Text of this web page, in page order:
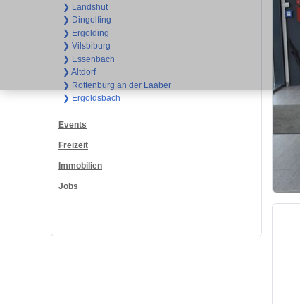
❯ Landshut
❯ Dingolfing
❯ Ergolding
❯ Vilsbiburg
❯ Essenbach
❯ Altdorf
❯ Rottenburg an der Laaber
❯ Ergoldsbach
Events
Freizeit
Immobilien
Jobs